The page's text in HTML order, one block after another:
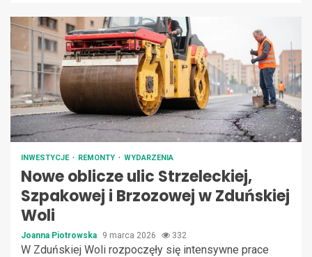
INWESTYCJE REMONTY WYDARZENIA
Nowe oblicze ulic Strzeleckiej,
Szpakowej i Brzozowej w Zduńskiej
Woli
Joanna Piotrowska 9 marca 2026 332
W Zduńskiej Woli rozpoczęły się intensywne prace